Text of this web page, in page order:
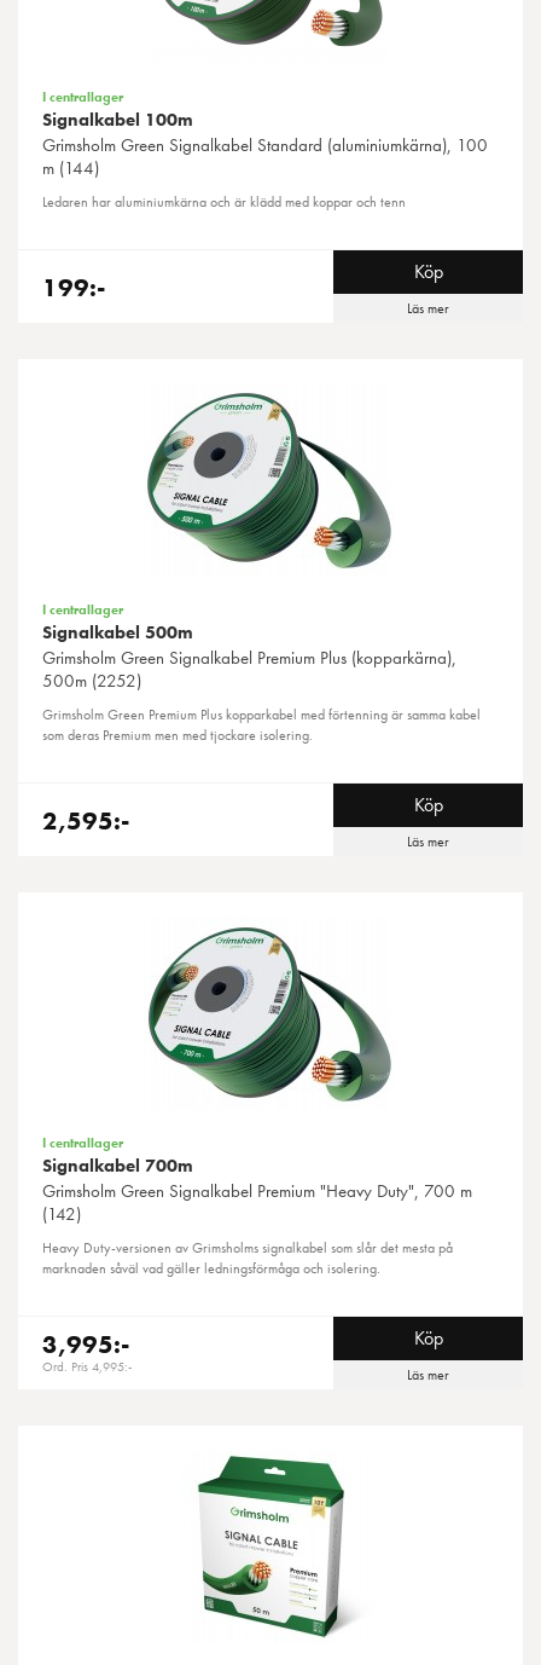
I centrallager
Signalkabel 100m
Grimsholm Green Signalkabel Standard (aluminiumkärna), 100
m (144)
Ledaren har aluminiumkärna och är klädd med koppar och tenn
199:- Köp
Läs mer
I centrallager
Signalkabel 500m
Grimsholm Green Signalkabel Premium Plus (kopparkärna),
500m (2252)
Grimsholm Green Premium Plus kopparkabel med förtenning är samma kabel
som deras Premium men med tjockare isolering.
2,595:- Köp
Läs mer
I centrallager
Signalkabel 700m
Grimsholm Green Signalkabel Premium "Heavy Duty", 700 m
(142)
Heavy Duty-versionen av Grimsholms signalkabel som slår det mesta på
marknaden såväl vad gäller ledningsförmåga och isolering.
3,995:-
Ord. Pris 4,995:-
Köp
Läs mer